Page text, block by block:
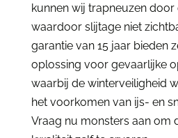
kunnen wij trapneuzen
waardoor slijtage niet
garantie van 15 jaar bieden
oplossing voor gevaarlijke
waarbij de winterveiligheid
het voorkomen van ijs- en
Vraag nu monsters aan om